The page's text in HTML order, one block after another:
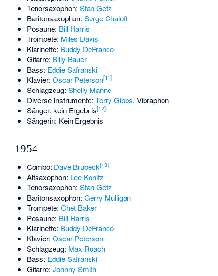
Tenorsaxophon: Stan Getz
Baritonsaxophon: Serge Chaloff
Posaune: Bill Harris
Trompete: Miles Davis
Klarinette: Buddy DeFranco
Gitarre: Billy Bauer
Bass: Eddie Safranski
Klavier: Oscar Peterson[11]
Schlagzeug: Shelly Manne
Diverse Instrumente: Terry Gibbs, Vibraphon
Sänger: kein Ergebnis[12]
Sängerin: Kein Ergebnis
1954
Combo: Dave Brubeck[13]
Altsaxophon: Lee Konitz
Tenorsaxophon: Stan Getz
Baritonsaxophon: Gerry Mulligan
Trompete: Chet Baker
Posaune: Bill Harris
Klarinette: Buddy DeFranco
Klavier: Oscar Peterson
Schlagzeug: Max Roach
Bass: Eddie Safranski
Gitarre: Johnny Smith